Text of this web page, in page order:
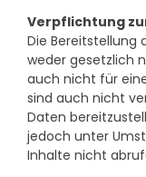
Verpflichtung
Die Bereitstellung
weder gesetzlich
auch nicht für
sind auch nicht
Daten
jedoch unter
Inhalte nicht